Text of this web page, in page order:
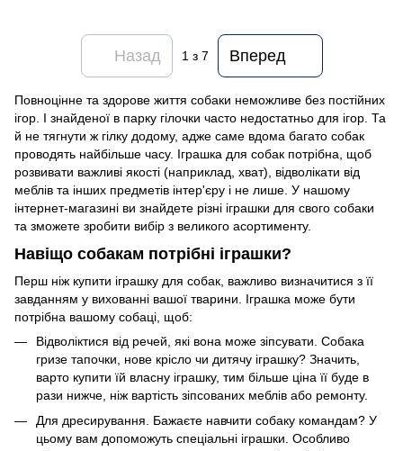
Повноцінне та здорове життя собаки неможливе без постійних
ігор. І знайденої в парку гілочки часто недостатньо для ігор. Та
й не тягнути ж гілку додому, адже саме вдома багато собак
проводять найбільше часу. Іграшка для собак потрібна, щоб
розвивати важливі якості (наприклад, хват), відволікати від
меблів та інших предметів інтер'єру і не лише. У нашому
інтернет-магазині ви знайдете різні іграшки для свого собаки
та зможете зробити вибір з великого асортименту.
Навіщо собакам потрібні іграшки?
Перш ніж купити іграшку для собак, важливо визначитися з її
завданням у вихованні вашої тварини. Іграшка може бути
потрібна вашому собаці, щоб:
Відволіктися від речей, які вона може зіпсувати. Собака
гризе тапочки, нове крісло чи дитячу іграшку? Значить,
варто купити їй власну іграшку, тим більше ціна її буде в
рази нижче, ніж вартість зіпсованих меблів або ремонту.
Для дресирування. Бажаєте навчити собаку командам? У
цьому вам допоможуть спеціальні іграшки. Особливо
Назад 1з 7 Вперед